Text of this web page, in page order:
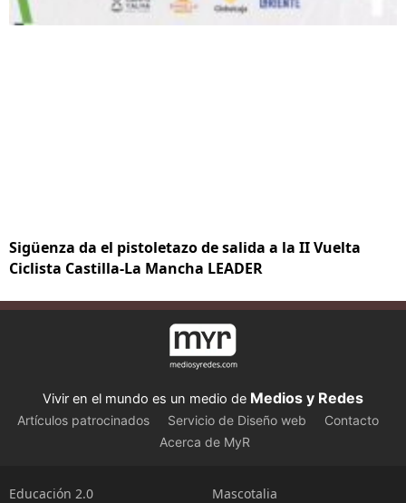
Sigüenza da el pistoletazo de salida a la II Vuelta
Ciclista Castilla-La Mancha LEADER
Vivir en el mundo es un medio de Medios y Redes
Artículos patrocinados Servicio de Diseño web
Contacto
Acerca de MyR
Educación 2.0
Mascotalia